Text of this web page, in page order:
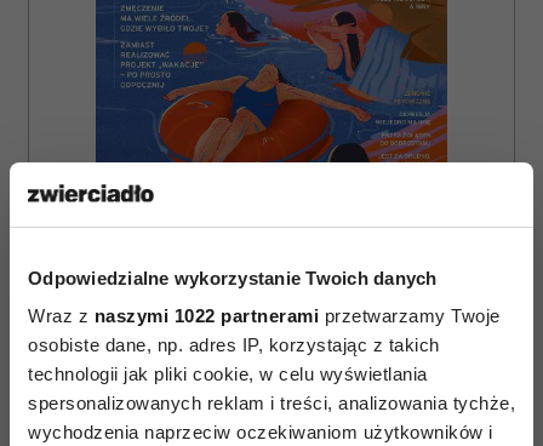
Odpowiedzialne wykorzystanie Twoich danych
Wraz z naszymi 1022 partnerami przetwarzamy Twoje
osobiste dane, np. adres IP, korzystając z takich
technologii jak pliki cookie, w celu wyświetlania
spersonalizowanych reklam i treści, analizowania tychże,
wychodzenia naprzeciw oczekiwaniom użytkowników i
E-WYDANIE